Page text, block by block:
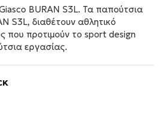
BURAN S3L. Τα παπούτσια
S3L, διαθέτουν αθλητικό
που προτιμούν το sport design
εργασίας.